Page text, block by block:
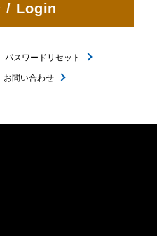
パスワードリセット
お問い合わせ